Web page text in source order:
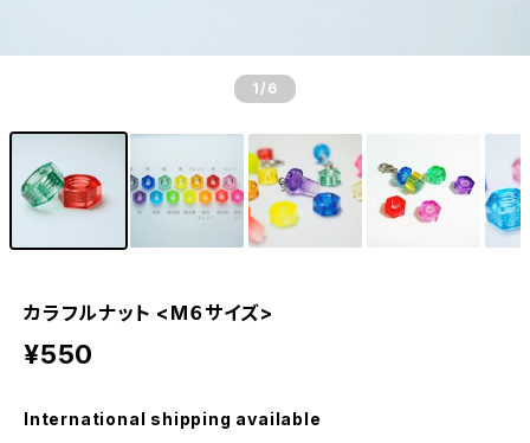
1 /6
カラフルナット <М６サイズ>
¥550
International shipping available